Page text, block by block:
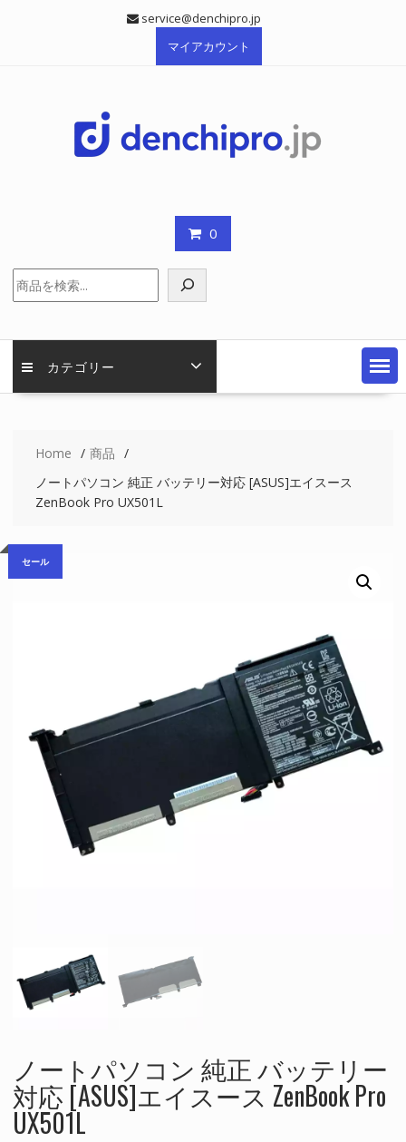
service@denchipro.jp
マイアカウント
0
索
カテゴリー
Home
商品
ノートパソコン 純正 バッテリー対応 [ASUS]エイスース
ZenBook Pro UX501L
セール
ノートパソコン 純正 バッテリー
対応 [ASUS]エイスース ZenBook Pro
UX501L